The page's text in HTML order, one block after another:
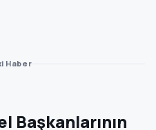
Haber
Başkanlarının